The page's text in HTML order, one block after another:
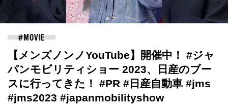
【メンズノンノYouTube】開催中！ #ジャ
パンモビリティショー 2023、日産のブー
スに行ってきた！ #PR #日産自動車 #jms
#jms2023 #japanmobilityshow